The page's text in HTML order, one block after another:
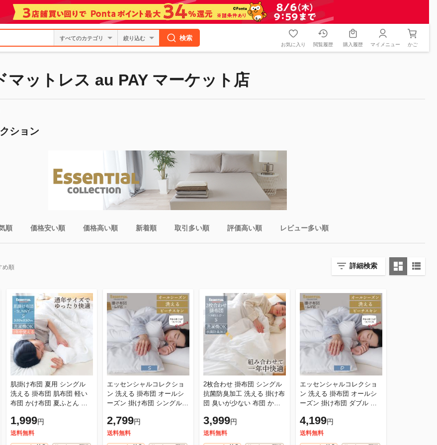
絞り込む 検索
お気に入り 閲覧履歴 購入履歴 マイメニュー かご
マットレス au PAY マーケット店
ション
順 価格安い順 価格高い順 新着順 取引多い順 評価高い順 レビュー多い順
詳細検索
め順
肌掛け布団 夏用 シングル
洗える 掛布団 肌布団 軽い
布団 かけ布団 夏ふとん 掛
け布団 キルトケット ウォッ
1,999円
送料無料
エッセンシャルコレクショ
ン 洗える 掛布団 オールシ
ーズン 掛け布団 シングル
い LIFE ライフ
2,799円
送料無料
2枚合わせ 掛布団 シングル
抗菌防臭加工 洗える 掛け布
団 臭いが少ない 布団 かけ
ッシャブル 丸洗いOK オ
3,999円
送料無料
エッセンシャルコレクショ
ン 洗える 掛布団 オールシ
ーズン 掛け布団 ダブル ホ
LIFE ライフ
4,199円
送料無料